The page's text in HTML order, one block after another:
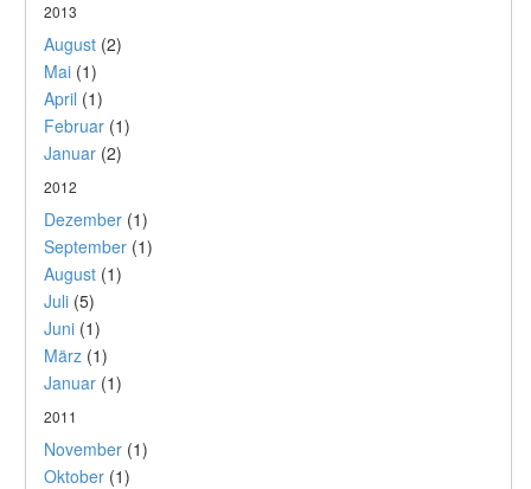
2013
August (2)
Mai (1)
April (1)
Februar (1)
Januar (2)
2012
Dezember (1)
September (1)
August (1)
Juli (5)
Juni (1)
März (1)
Januar (1)
2011
November (1)
Oktober (1)